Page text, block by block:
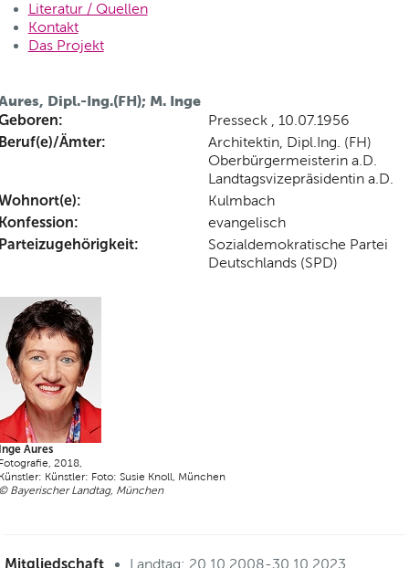
Literatur / Quellen
Kontakt
Das Projekt
Dipl.-Ing.(FH); M. Inge
Presseck , 10.07.1956
Ämter:
Architektin, Dipl.Ing. (FH)
Oberbürgermeisterin a.D.
Landtagsvizepräsidentin a.D.
Kulmbach
evangelisch
Sozialdemokratische Partei
Deutschlands (SPD)
Aures
2018,
Künstler: Foto: Susie Knoll, München
Bayerischer Landtag, München
Mitgliedschaft
Landtag: 20.10.2008-30.10.2023